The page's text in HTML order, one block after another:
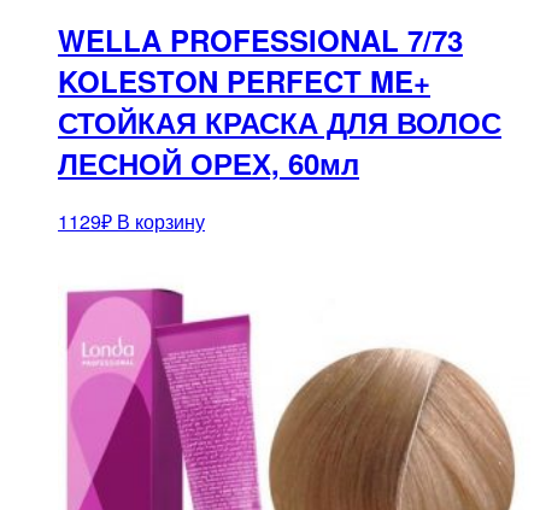
WELLA PROFESSIONAL 7/73
KOLESTON PERFECT ME+
СТОЙКАЯ КРАСКА ДЛЯ ВОЛОС
ЛЕСНОЙ ОРЕХ, 60мл
1129₽ В корзину